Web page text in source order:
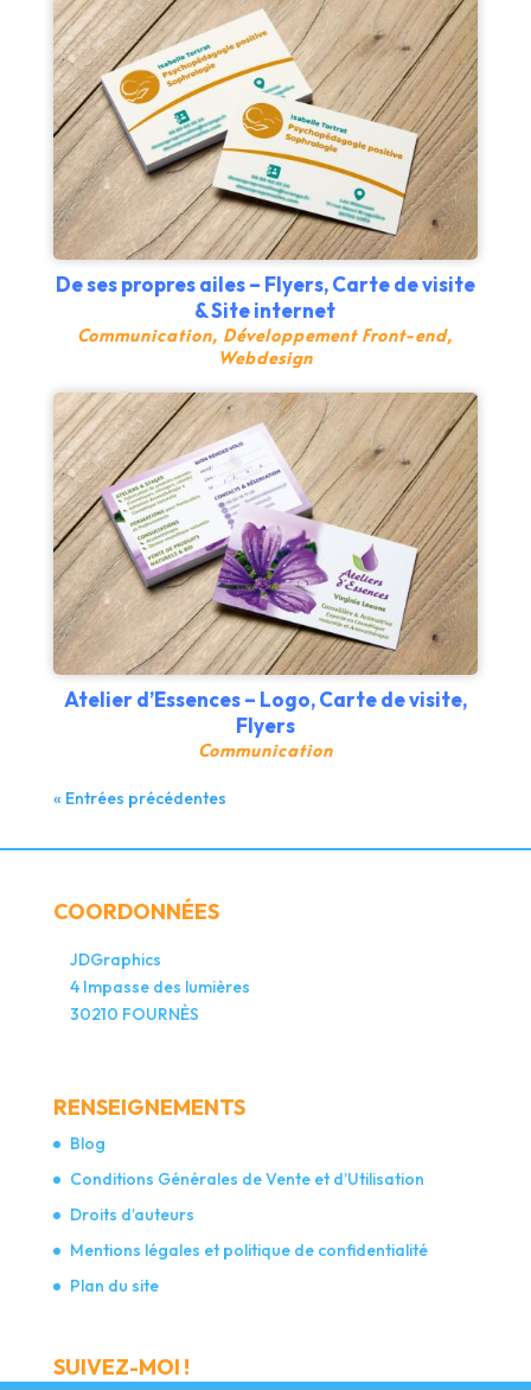
De ses propres ailes – Flyers, Carte de visite
& Site internet
Communication, Développement Front-end,
Webdesign
Atelier d’Essences – Logo, Carte de visite,
Flyers
Communication
« Entrées précédentes
COORDONNÉES
JDGraphics
4 Impasse des lumières
30210 FOURNÈS
RENSEIGNEMENTS
Blog
Conditions Générales de Vente et d’Utilisation
Droits d’auteurs
Mentions légales et politique de confidentialité
Plan du site
SUIVEZ-MOI !